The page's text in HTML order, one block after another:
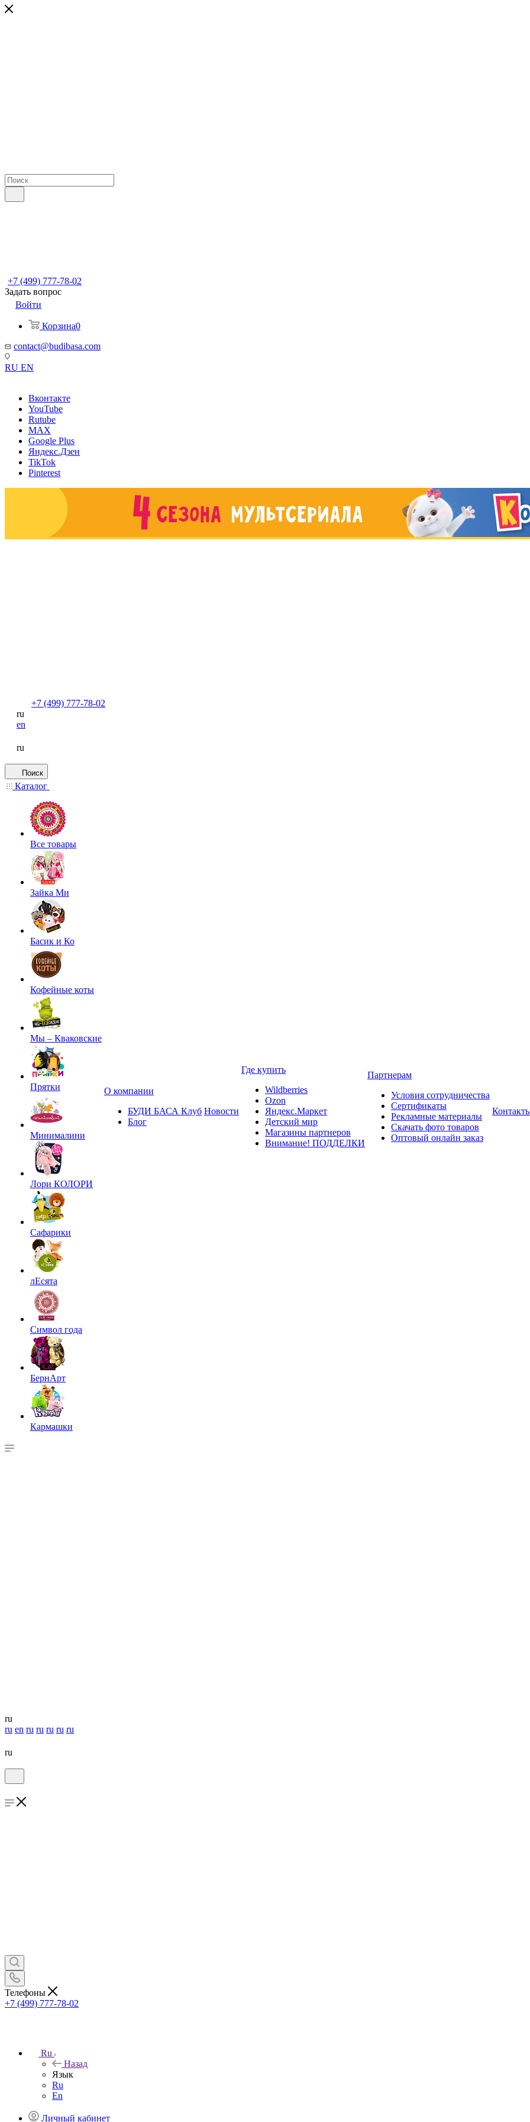
+7 (499) 777-78-02
Задать вопрос
Войти
Корзина0
contact@budibasa.com
RU EN
Вконтакте
YouTube
Rutube
MAX
Google Plus
Яндекс.Дзен
TikTok
Pinterest
+7 (499) 777-78-02
ru
en
ru
Поиск
Каталог
Все товары
Зайка Ми
Басик и Ко
Кофейные коты
Мы – Кваковские
Прятки
Минималини
Лори КОЛОРИ
Сафарики
лЕсята
Символ года
БернАрт
Кармашки
О компании
БУДИ БАСА Клуб
Блог
Новости
Где купить
Wildberries
Ozon
Яндекс.Маркет
Детский мир
Магазины партнеров
Внимание! ПОДДЕЛКИ
Партнерам
Условия сотрудничества
Сертификаты
Рекламные материалы
Скачать фото товаров
Оптовый онлайн заказ
ru
ru en ru ru ru ru ru
ru
Телефоны
+7 (499) 777-78-02
Ru
Назад
Язык
Ru
En
Личный кабинет